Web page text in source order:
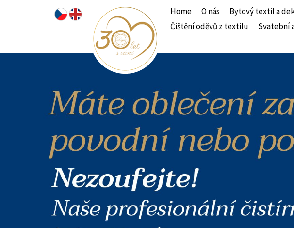
Home O nás Bytový textil a
Čištění oděvů z textilu
Svatební